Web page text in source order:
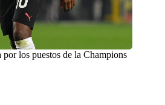
los puestos de la Champions